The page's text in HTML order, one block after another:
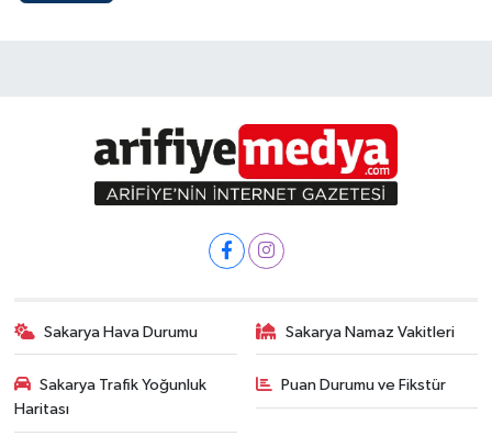
Sakarya Hava Durumu Sakarya Namaz Vakitleri
Sakarya Trafik Yoğunluk
Haritası
Puan Durumu ve Fikstür